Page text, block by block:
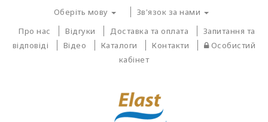
Оберіть мову
Зв'язок за нами
Про нас
Відгуки Доставка та оплата
Запитання та
відповіді
Відео Каталоги Контакти
Особистий
кабінет